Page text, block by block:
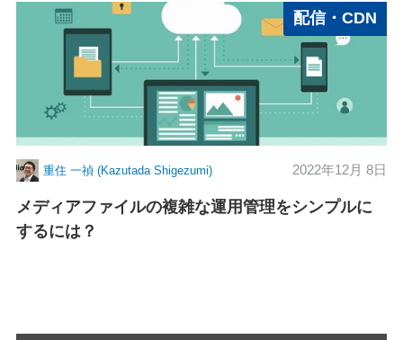
配信・CDN
重住 一禎 (Kazutada Shigezumi) 2022年12月 8日
メディアファイルの複雑な運用管理をシンプルに
するには？